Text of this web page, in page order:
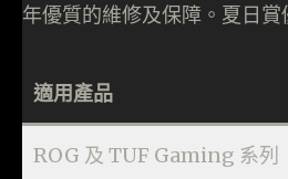
年優質的維修及保障。夏日賞
適用產品
ROG 及 TUF Gaming 系列